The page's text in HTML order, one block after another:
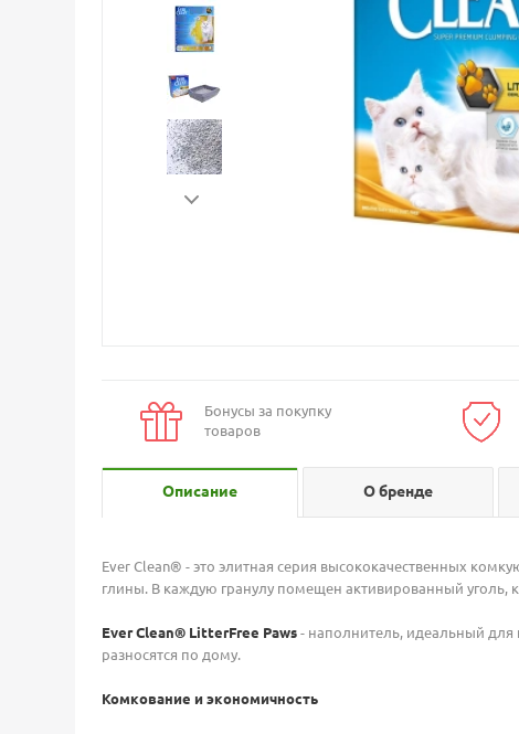
Бонусы за покупку
товаров
Описание О бренде
Ever Clean® - это элитная серия высококачественных
глины. В каждую гранулу помещен активированный уголь,
Ever Clean® LitterFree Paws - наполнитель, идеальный
разносятся по дому.
Комкование и экономичность